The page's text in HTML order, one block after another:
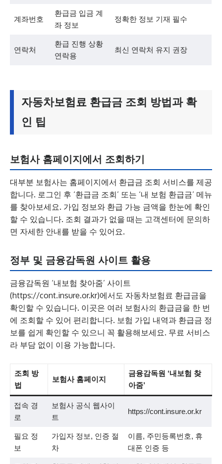
계좌번호
환급금 입금 계
좌 정보
정확한 정보 기재 필수
연락처
환급 진행 상황
연락용
최신 연락처 유지 권장
자동차보험료 환급금 조회 방법과 확
인 팁
보험사 홈페이지에서 조회하기
대부분 보험사는 홈페이지에서 환급금 조회 서비스를 제공
합니다. 로그인 후 ‘환급금 조회’ 또는 ‘내 보험 환급금’ 메뉴
를 찾아보세요. 가입 정보와 환급 가능 금액을 한눈에 확인
할 수 있습니다. 조회 결과가 없을 때는 고객센터에 문의하
면 자세한 안내를 받을 수 있어요.
정부 및 금융감독원 사이트 활용
금융감독원 ‘내보험 찾아줌’ 사이트
(https://cont.insure.or.kr)에서도 자동차보험료 환급금을
확인할 수 있습니다. 이곳은 여러 보험사의 환급금을 한 번
에 조회할 수 있어 편리합니다. 보험 가입 내역과 환급금 정
보를 쉽게 확인할 수 있으니 꼭 활용해보세요. 무료 서비스
라 부담 없이 이용 가능합니다.
조회 방
법
보험사 홈페이지
금융감독원 ‘내보험 찾
아줌’
접속 경
로
보험사 공식 웹사이
트
https://cont.insure.or.kr
필요 정
보
가입자 정보, 인증 절
차
이름, 주민등록번호, 휴
대폰 인증 등